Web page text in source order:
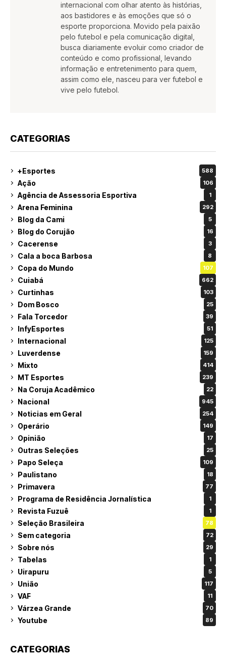
internacional com olhar atento às histórias,
aos bastidores e às emoções que só o
esporte proporciona. Movido pela paixão
pelo futebol e pela comunicação digital,
busca diariamente evoluir como criador de
conteúdo e como profissional, levando
informação e entretenimento para quem,
assim como ele, nasceu para ver futebol e
vive pelo futebol.
CATEGORIAS
+Esportes 588
Ação 106
Agência de Assessoria Esportiva 1
Arena Feminina 292
Blog da Cami 5
Blog do Corujão 16
Cacerense 3
Cala a boca Barbosa 8
Copa do Mundo 107
Cuiabá 662
Curtinhas 103
Dom Bosco 25
Fala Torcedor 39
InfyEsportes 51
Internacional 125
Luverdense 159
Mixto 414
MT Esportes 239
Na Coruja Acadêmico 22
Nacional 945
Noticias em Geral 254
Operário 149
Opinião 17
Outras Seleções 25
Papo Seleça 109
Paulistano 18
Primavera 77
Programa de Residência Jornalística 1
Revista Fuzuê 1
Seleção Brasileira 78
Sem categoria 72
Sobre nós 29
Tabelas 1
Uirapuru 5
União 117
VAF 11
Várzea Grande 70
Youtube 89
CATEGORIAS